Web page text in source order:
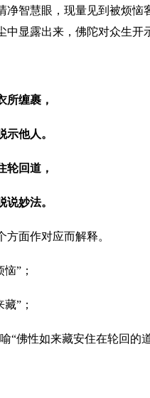
净智慧眼，现量见到被烦
显露出来，佛陀对众生开
所缠裹，
他人。
轮回道，
妙法。
面作对应而解释。
”；
”；
“佛性如来藏安住在轮回的道